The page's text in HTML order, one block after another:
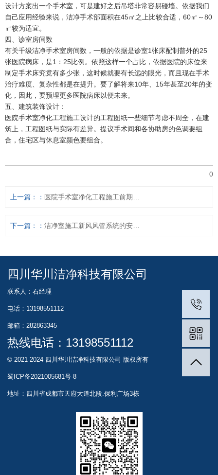
设计方案出一个手术室，可是建好之后吊塔非常容易碰墙。依据我们
自己应用经验来说，洁净手术部面积在45㎡之上比较合适，60㎡～80
㎡较为适宜。
四、诊室房间数
有关千级洁净手术室房间数，一般的依据是诊室1张床配制普外的25
张医院病床，是1：25比例。依照这样一个占比，依据医院的床位来
制定手术床究竟有多少张，这时候就要有长远的眼光，而且现在手术
治疗难度、复杂性都是在提升。要了解将来10年、15年甚至20年的变
化，因此，要预埋更多医院病床以便未来。
五、建筑装饰设计：
医院手术室净化工程施工设计的工程图纸一些细节考虑不周全，在建
筑上，工程图纸与实际有差异。提议手术间和各协助房的色调要组
合，住宅区与休息室颜色要组合。
0
上一篇：
下一篇：
四川华川洁净科技有限公司
联系人：石经理
电话：13198551112
邮箱：282863345
热线电话： 13198551112
© 2021-2024 四川华川洁净科技有限公司 版权所有
蜀ICP备2021005681号-8
地址：四川省成都市天府大道北段.保利广场3栋